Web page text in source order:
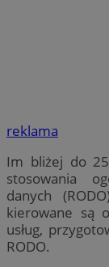
reklama
Im bliżej do
stosowania
danych
kierowane są
usług,
RODO.